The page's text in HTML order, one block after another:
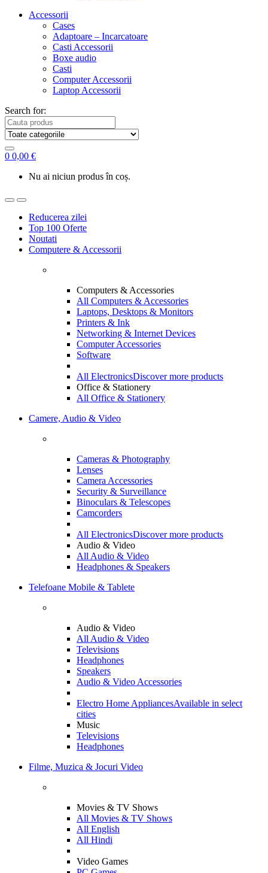
Accessorii
Cases
Adaptoare – Incarcatoare
Casti Accessorii
Boxe audio
Casti
Computer Accessorii
Laptop Accessorii
Search for:
0 0,00 €
Nu ai niciun produs în coș.
Reducerea zilei
Top 100 Oferte
Noutati
Computere & Accessorii
Computers & Accessories
All Computers & Accessories
Laptops, Desktops & Monitors
Printers & Ink
Networking & Internet Devices
Computer Accessories
Software
All ElectronicsDiscover more products
Office & Stationery
All Office & Stationery
Camere, Audio & Video
Cameras & Photography
Lenses
Camera Accessories
Security & Surveillance
Binoculars & Telescopes
Camcorders
All ElectronicsDiscover more products
Audio & Video
All Audio & Video
Headphones & Speakers
Telefoane Mobile & Tablete
Audio & Video
All Audio & Video
Televisions
Headphones
Speakers
Audio & Video Accessories
Electro Home AppliancesAvailable in select
cities
Music
Televisions
Headphones
Filme, Muzica & Jocuri Video
Movies & TV Shows
All Movies & TV Shows
All English
All Hindi
Video Games